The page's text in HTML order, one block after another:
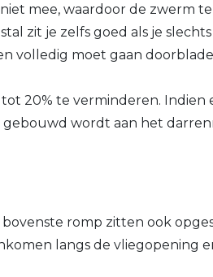
mee, waardoor de zwerm
zit je zelfs goed als je
volledig moet gaan
20% te verminderen. Indien
gebouwd wordt aan het
romp zitten ook
langs de vliegopening